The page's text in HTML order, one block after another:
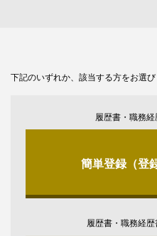
下記のいずれか、該当する方をお選び
履歴書・職務
簡単登録（登
履歴書・職務経